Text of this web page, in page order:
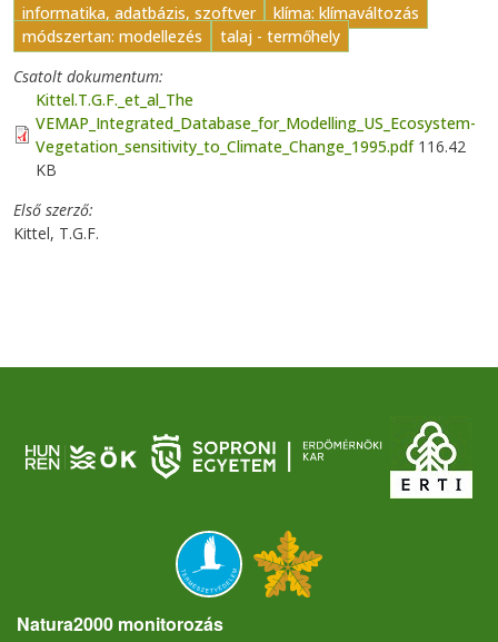
informatika, adatbázis, szoftver
klíma: klímaváltozás
módszertan: modellezés
talaj - termőhely
Csatolt dokumentum
Kittel.T.G.F._et_al_The
VEMAP_Integrated_Database_for_Modelling_US_Ecosystem-
Vegetation_sensitivity_to_Climate_Change_1995.pdf116.42
KB
Első szerző
Kittel, T.G.F.
Natura2000 monitorozás